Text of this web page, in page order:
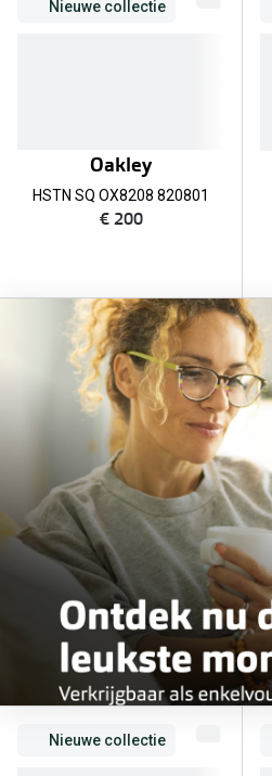
Michael Kors
Unofficial
Ralph Lauren
Alle brillen merken
Online hulp & advies
Online bril kopen in maar 4
Soorten brillenglazen
Bril online passen
Brillentrends
Zorgvergoeding brillen
Nieuwe collectie
Oakley
HSTN SQ OX8208 820801
€ 200
Nieuwe collectie